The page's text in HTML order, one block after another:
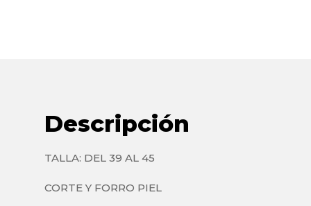
Descripción
TALLA: DEL 39 AL 45
CORTE Y FORRO PIEL